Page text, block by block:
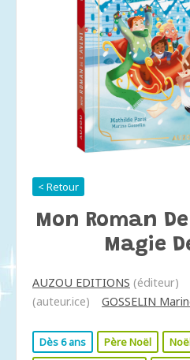
< Retour
Mon Roman
Magie
AUZOU EDITIONS (éditeur)
(auteur.ice)
GOSSELIN
Dès 6 ans Père Noël